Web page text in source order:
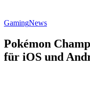
GamingNews
Pokémon
für iOS und